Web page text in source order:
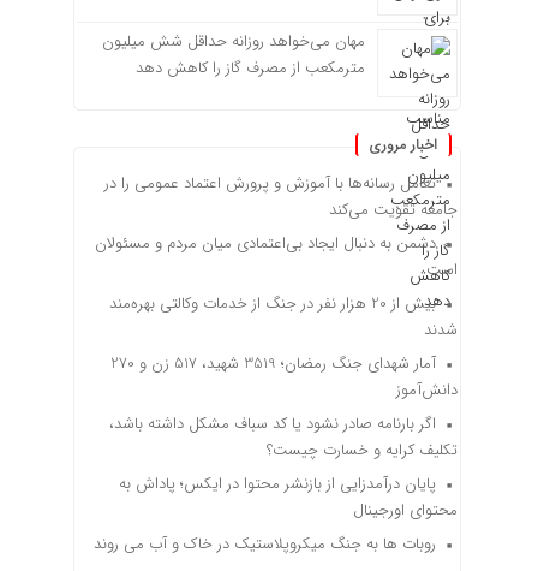
مهان می‌خواهد روزانه حداقل شش میلیون
مترمکعب از مصرف گاز را کاهش دهد
اخبار مروری
تعامل رسانه‌ها با آموزش و پرورش اعتماد عمومی را در
جامعه تقویت می‌کند
دشمن به دنبال ایجاد بی‌اعتمادی میان مردم و مسئولان
است
بیش از 20 هزار نفر در جنگ از خدمات وکالتی بهره‌مند
شدند
آمار شهدای جنگ رمضان؛ 3519 شهید، 517 زن و 270
دانش‌آموز
اگر بارنامه صادر نشود یا کد سباف مشکل داشته باشد،
تکلیف کرایه و خسارت چیست؟
پایان درآمدزایی از بازنشر محتوا در ایکس؛ پاداش به
محتوای اورجینال
روبات ها به جنگ میکروپلاستیک در خاک و آب می روند